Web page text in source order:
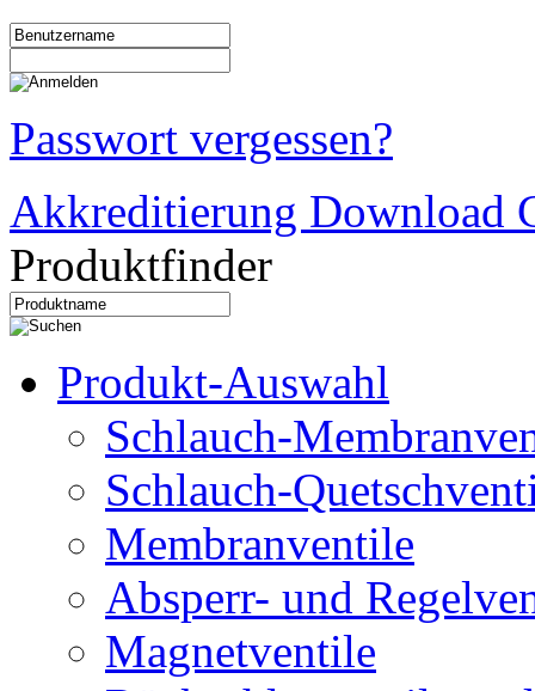
Passwort vergessen?
Akkreditierung Download
Produktfinder
Produkt-Auswahl
Schlauch-
Schlauch-
Membranventile
Absperr- und
Magnetventile